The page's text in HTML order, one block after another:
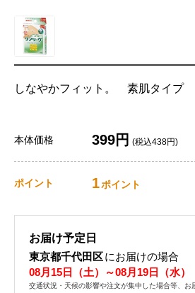
しなやかフィット。 素肌タイプ
本体価格 399円 (税込438円)
ポイント 1ポイント
お届け予定日
東京都千代田区にお届けの場合
08月15日（土）～08月19日（水）
交通状況・天候の影響や注文が集中した場合等、お